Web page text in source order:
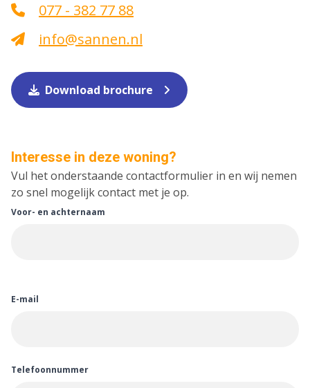
077 - 382 77 88
info@sannen.nl
Download brochure
Interesse in deze woning?
Vul het onderstaande contactformulier in en wij nemen
zo snel mogelijk contact met je op.
Voor- en achternaam
E-mail
Telefoonnummer